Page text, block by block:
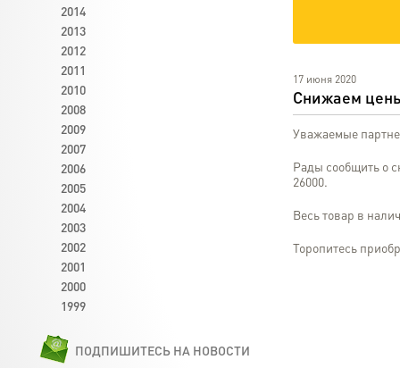
17 июня 2020
Снижаем
Уважаемые
Рады сообщить о
26000.
Весь товар в
Торопитесь
2014
2013
2012
2011
2010
2008
2009
2007
2006
2005
2004
2003
2002
2001
2000
1999
ПОДПИШИТЕСЬ НА НОВОСТИ